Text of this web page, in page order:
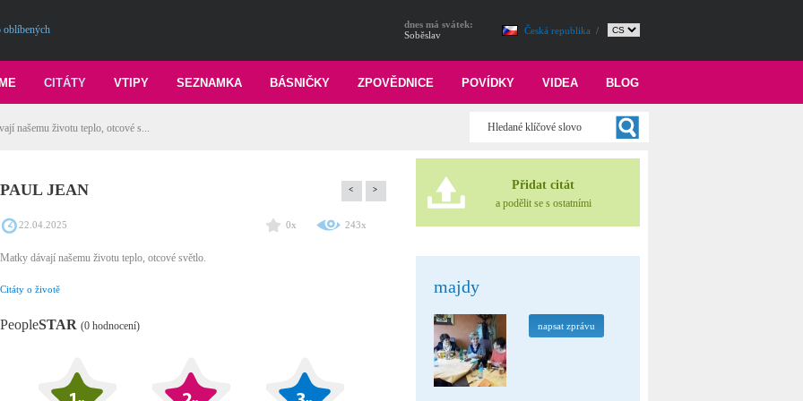
oblíbených Česká republika /
dnes má svátek:
Soběslav
BLOG
VIDEA
POVÍDKY
ZPOVĚDNICE
BÁSNIČKY
SEZNAMKA
VTIPY
CITÁTY
našemu životu teplo, otcové s...
PAUL JEAN < >
22.04.2025 0x 243x
Matky dávají našemu životu teplo, otcové světlo.
Citáty o životě
PeopleSTAR (0 hodnocení)
Přidat citát
a podělit se s ostatními
majdy
napsat zprávu